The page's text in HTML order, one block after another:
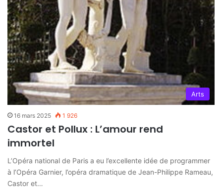
Arts
16 mars 2025 1 926
Castor et Pollux : L’amour rend
immortel
L’Opéra national de Paris a eu l’excellente idée de programmer
à l’Opéra Garnier, l’opéra dramatique de Jean-Philippe Rameau,
Castor et…